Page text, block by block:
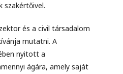
szakértőivel.
és a civil társadalom
mutatni. A
nyitott a
ágára, amely saját